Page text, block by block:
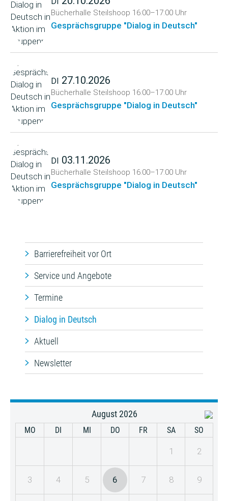
Bücherhalle Steilshoop 16:00–17:00 Uhr
Gesprächsgruppe "Dialog in Deutsch"
DI 27.10.2026
Bücherhalle Steilshoop 16:00–17:00 Uhr
Gesprächsgruppe "Dialog in Deutsch"
DI 03.11.2026
Bücherhalle Steilshoop 16:00–17:00 Uhr
Gesprächsgruppe "Dialog in Deutsch"
Barrierefreiheit vor Ort
Service und Angebote
Termine
Dialog in Deutsch
Aktuell
Newsletter
August 2026
MO DI MI DO FR SA SO
1 2
3 4 5 6 7 8 9